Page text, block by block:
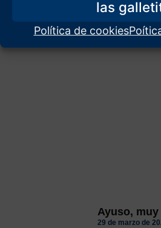
Política de cookies
Ayuso, muy
29 de marzo de